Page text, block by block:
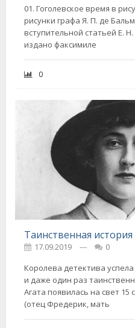
01. Гоголевское время в
рисунки графа Я. П. де
вступительной статьей Е.
издано факсимиле
0
Таинственная
17.09.2019 ---
0
Королева детектива
и даже один раз
Агата появилась на свет 15
(отец Фредерик, мать